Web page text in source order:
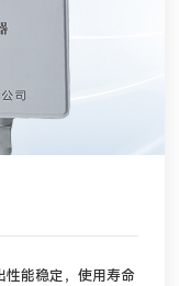
性能稳定，使用寿命